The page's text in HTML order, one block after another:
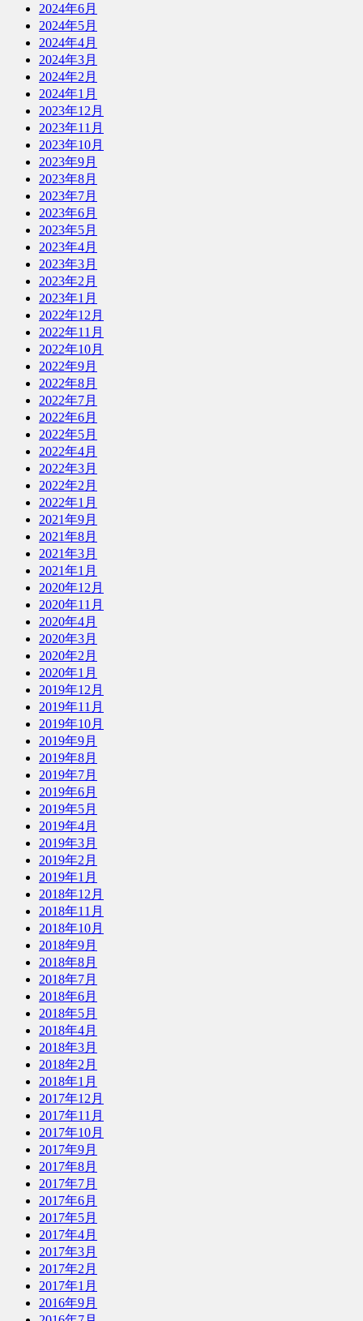
2024年6月
2024年5月
2024年4月
2024年3月
2024年2月
2024年1月
2023年12月
2023年11月
2023年10月
2023年9月
2023年8月
2023年7月
2023年6月
2023年5月
2023年4月
2023年3月
2023年2月
2023年1月
2022年12月
2022年11月
2022年10月
2022年9月
2022年8月
2022年7月
2022年6月
2022年5月
2022年4月
2022年3月
2022年2月
2022年1月
2021年9月
2021年8月
2021年3月
2021年1月
2020年12月
2020年11月
2020年4月
2020年3月
2020年2月
2020年1月
2019年12月
2019年11月
2019年10月
2019年9月
2019年8月
2019年7月
2019年6月
2019年5月
2019年4月
2019年3月
2019年2月
2019年1月
2018年12月
2018年11月
2018年10月
2018年9月
2018年8月
2018年7月
2018年6月
2018年5月
2018年4月
2018年3月
2018年2月
2018年1月
2017年12月
2017年11月
2017年10月
2017年9月
2017年8月
2017年7月
2017年6月
2017年5月
2017年4月
2017年3月
2017年2月
2017年1月
2016年9月